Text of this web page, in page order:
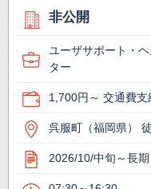
非公開
ユーザサポート・
ター
1,700円～ 交通費支
呉服町（福岡県）
2026/10/中旬～長期